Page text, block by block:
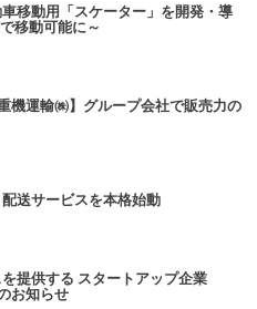
移動用「スケーター」を開発・導
移動可能に～
機運輸㈱】グループ会社で販売力の
送サービスを本格始動
提供する スタートアップ企業
お知らせ